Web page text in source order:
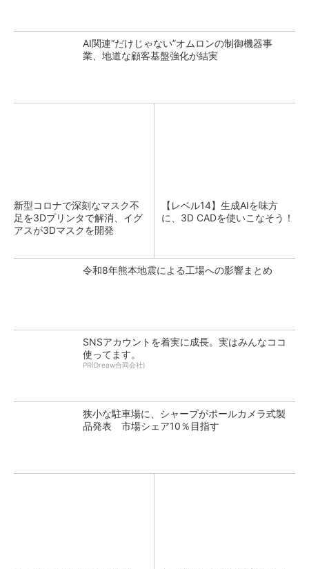
AI関連“だけじゃない”オムロンの制御機器事
業、地道な顧客基盤強化が結実
新型コロナで深刻なマスク不
足を3Dプリンタで解消、イグ
アスが3Dマスクを開発
【レベル14】生成AIを味方
に、3D CADを使いこなそう！
令和8年熊本地震による工場への影響まとめ
SNSアカウントを着実に成長。実はみんなココ
使ってます。
PR(Dreaw合同会社)
狭小な駐車場に、シャープがポールカメラ式製
品発表 市場シェア10％目指す